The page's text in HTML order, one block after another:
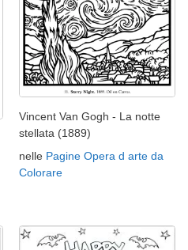
Vincent Van Gogh - La notte
stellata (1889)
nelle Pagine Opera d arte da
Colorare